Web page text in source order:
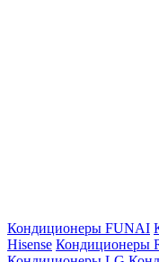
Кондиционеры FUNAI
Hisense Кондиционеры